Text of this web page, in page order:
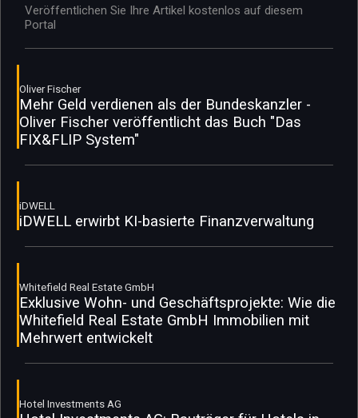
Veröffentlichen Sie Ihre Artikel kostenlos auf diesem
Portal
Oliver Fischer
Mehr Geld verdienen als der Bundeskanzler -
Oliver Fischer veröffentlicht das Buch "Das
FIX&FLIP System"
iDWELL
iDWELL erwirbt KI-basierte Finanzverwaltung
Whitefield Real Estate GmbH
Exklusive Wohn- und Geschäftsprojekte: Wie die
Whitefield Real Estate GmbH Immobilien mit
Mehrwert entwickelt
Hotel Investments AG